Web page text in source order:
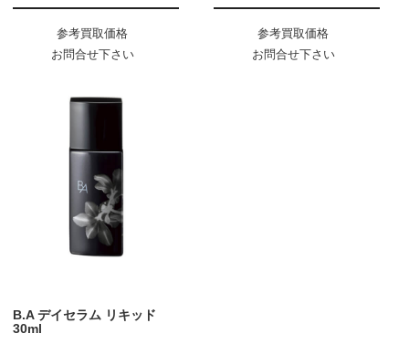
参考買取価格
お問合せ下さい
参考買取価格
お問合せ下さい
B.A デイセラム リキッド
30ml